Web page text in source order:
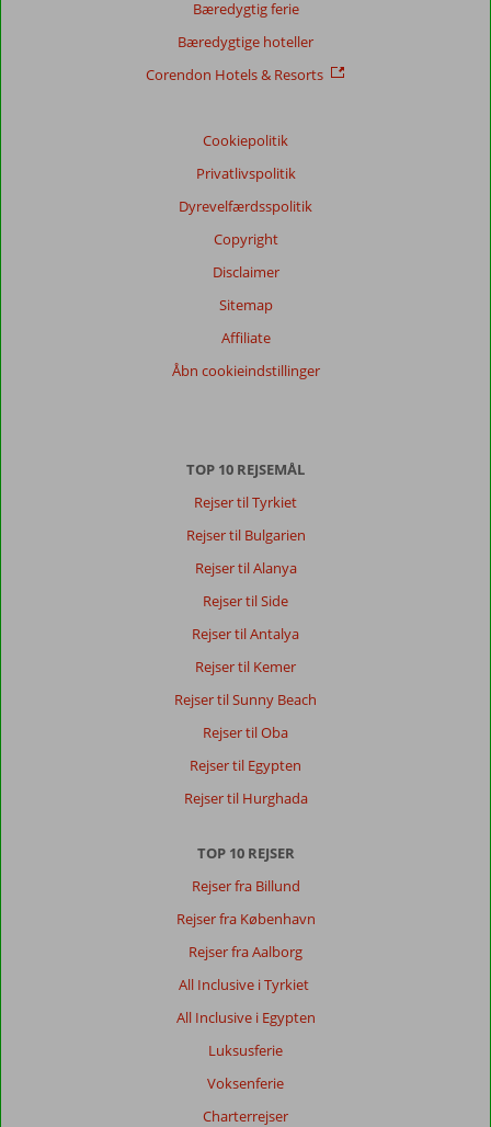
Bæredygtig ferie
Bæredygtige hoteller
Corendon Hotels & Resorts
Cookiepolitik
Privatlivspolitik
Dyrevelfærdsspolitik
Copyright
Disclaimer
Sitemap
Affiliate
Åbn cookieindstillinger
TOP 10 REJSEMÅL
Rejser til Tyrkiet
Rejser til Bulgarien
Rejser til Alanya
Rejser til Side
Rejser til Antalya
Rejser til Kemer
Rejser til Sunny Beach
Rejser til Oba
Rejser til Egypten
Rejser til Hurghada
TOP 10 REJSER
Rejser fra Billund
Rejser fra København
Rejser fra Aalborg
All Inclusive i Tyrkiet
All Inclusive i Egypten
Luksusferie
Voksenferie
Charterrejser